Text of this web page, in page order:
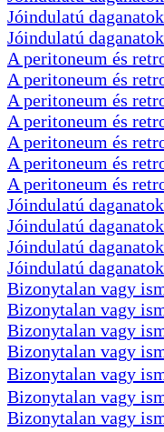
Jóindulatú
Jóindulatú
A peritoneum és
A peritoneum és
A peritoneum és
A peritoneum és
A peritoneum és
A peritoneum és
A peritoneum és
Jóindulatú
Jóindulatú
Jóindulatú
Jóindulatú
Bizonytalan vagy
Bizonytalan vagy
Bizonytalan vagy
Bizonytalan vagy
Bizonytalan vagy
Bizonytalan vagy
Bizonytalan vagy